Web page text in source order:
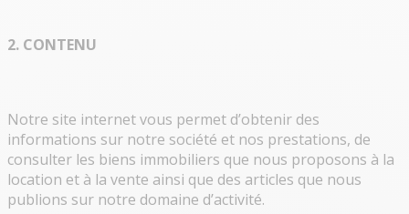
2. CONTENU
Notre site internet vous permet d’obtenir des
informations sur notre société et nos prestations, de
consulter les biens immobiliers que nous proposons à la
location et à la vente ainsi que des articles que nous
publions sur notre domaine d’activité.